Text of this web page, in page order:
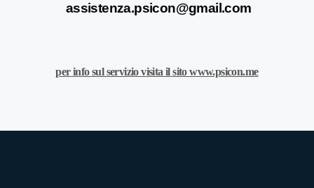
assistenza.psicon@gmail.com
per info sul servizio visita il sitowww.psicon.me